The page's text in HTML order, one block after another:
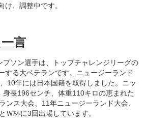
け、調整中です。
言
ソン選手は、トップチャレンジリーグの
する大ベテランです。ニュージーランド
10年には日本国籍を取得しました。ニッ
身長196センチ、体重110キロの恵まれた
ンス大会、11年ニュージーランド大会、
Ｗ杯に3回出場しています。